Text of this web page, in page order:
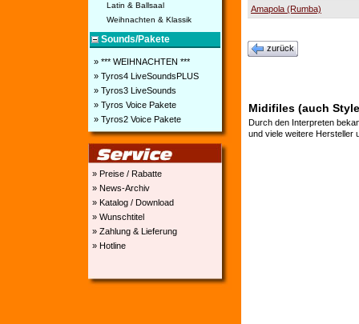
Latin & Ballsaal
Weihnachten & Klassik
Sounds/Pakete
» *** WEIHNACHTEN ***
» Tyros4 LiveSoundsPLUS
» Tyros3 LiveSounds
» Tyros Voice Pakete
» Tyros2 Voice Pakete
» Preise / Rabatte
» News-Archiv
» Katalog / Download
» Wunschtitel
» Zahlung & Lieferung
» Hotline
Amapola (Rumba)
zurück
Midifiles (auch
Durch den Interpreten
und viele weitere Hersteller